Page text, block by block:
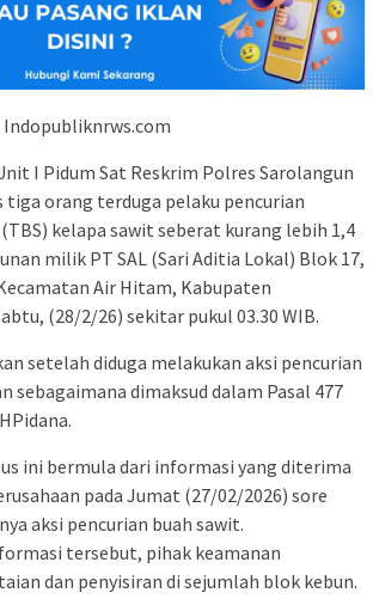
I Pidum Sat Reskrim Polres Sarolangun
orang terduga pelaku pencurian
kelapa sawit seberat kurang lebih 1,4
milik PT SAL (Sari Aditia Lokal) Blok 17,
Air Hitam, Kabupaten
(28/2/26) sekitar pukul 03.30 WIB.
setelah diduga melakukan aksi pencurian
sebagaimana dimaksud dalam Pasal 477
ini bermula dari informasi yang diterima
pada Jumat (27/02/2026) sore
aksi pencurian buah sawit.
tersebut, pihak keamanan
dan penyisiran di sejumlah blok kebun.